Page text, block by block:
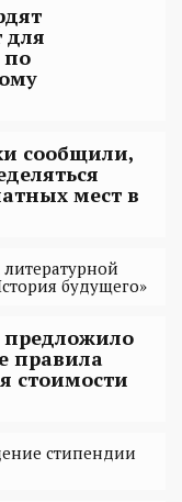
для
по
сообщили,
мест в
будущего»
правила
стоимости
стипендии